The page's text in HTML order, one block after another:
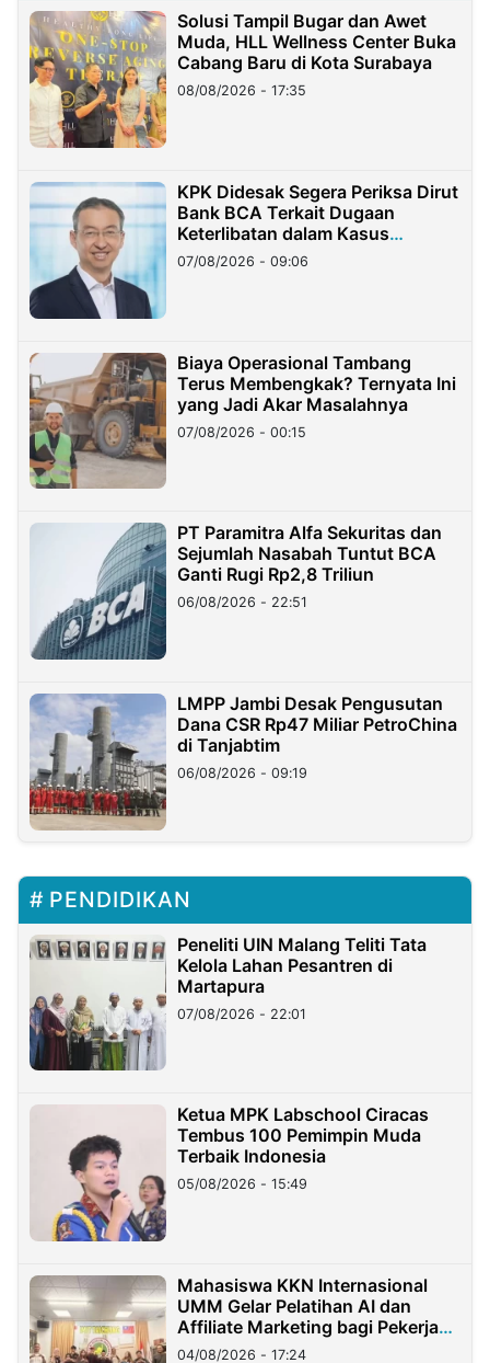
Solusi Tampil Bugar dan Awet
Muda, HLL Wellness Center Buka
Cabang Baru di Kota Surabaya
08/08/2026 - 17:35
KPK Didesak Segera Periksa Dirut
Bank BCA Terkait Dugaan
Keterlibatan dalam Kasus
Hilangnya Dana Nasabah Rp2,58
Miliar
07/08/2026 - 09:06
Biaya Operasional Tambang
Terus Membengkak? Ternyata Ini
yang Jadi Akar Masalahnya
07/08/2026 - 00:15
PT Paramitra Alfa Sekuritas dan
Sejumlah Nasabah Tuntut BCA
Ganti Rugi Rp2,8 Triliun
06/08/2026 - 22:51
LMPP Jambi Desak Pengusutan
Dana CSR Rp47 Miliar PetroChina
di Tanjabtim
06/08/2026 - 09:19
PENDIDIKAN
Peneliti UIN Malang Teliti Tata
Kelola Lahan Pesantren di
Martapura
07/08/2026 - 22:01
Ketua MPK Labschool Ciracas
Tembus 100 Pemimpin Muda
Terbaik Indonesia
05/08/2026 - 15:49
Mahasiswa KKN Internasional
UMM Gelar Pelatihan AI dan
Affiliate Marketing bagi Pekerja
Migran Indonesia di Taiwan
04/08/2026 - 17:24